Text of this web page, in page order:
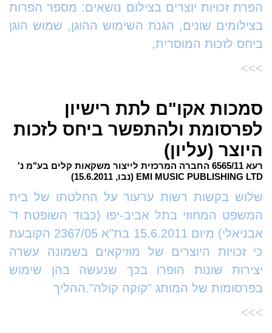
הפרת זכויות יוצרים בצילום נושאים: מספר הפרות
בצילומים שונים, הגנת השימוש ההוגן, שמוש הוגן
ביחס לזכות המוסרית,
>>>
סמכות אקו"ם לתת רישיון
לפרסומת ולהתפשר ביחס לזכות
היוצר (עליון)
רעא 6565/11 החברה המרכזית לייצור משקאות קלים בע"מ נ'
EMI MUSIC PUBLISHING LTD (נבו, 15.6.2011)
שלוש בקשות רשות ערעור על החלטתו של בית
המשפט המחוזי בתל אביב-יפו (כבוד השופטת ד'
אבניאלי) מיום 15.6.2011 בת"א 2367/05 הקובעת
כי זכויות היוצרים של מוזיקאים בשמונה עשרה
יצירות שונות הופרו בכך שנעשה בהן שימוש
בפרסומות של המותג "קוקה קולה".ההליך
>>>